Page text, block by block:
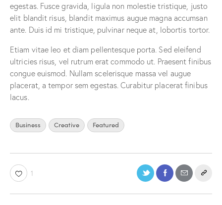
egestas. Fusce gravida, ligula non molestie tristique, justo
elit blandit risus, blandit maximus augue magna accumsan
ante. Duis id mi tristique, pulvinar neque at, lobortis tortor.
Etiam vitae leo et diam pellentesque porta. Sed eleifend
ultricies risus, vel rutrum erat commodo ut. Praesent finibus
congue euismod. Nullam scelerisque massa vel augue
placerat, a tempor sem egestas. Curabitur placerat finibus
lacus.
Business Creative Featured
1